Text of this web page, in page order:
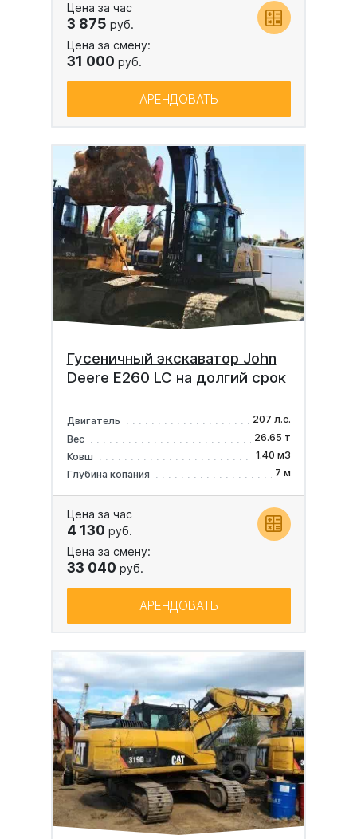
Цена за час
3 875 руб.
Цена за смену:
31 000 руб.
АРЕНДОВАТЬ
Гусеничный экскаватор John
Deere E260 LC на долгий срок
Двигатель
207 л.с.
Вес
26.65 т
Ковш
1.40 м3
Глубина копания
7 м
Цена за час
4 130 руб.
Цена за смену:
33 040 руб.
АРЕНДОВАТЬ